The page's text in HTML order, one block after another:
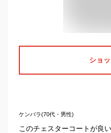
ショ
ケンバラ(70代・男性)
このチェスターコートが良